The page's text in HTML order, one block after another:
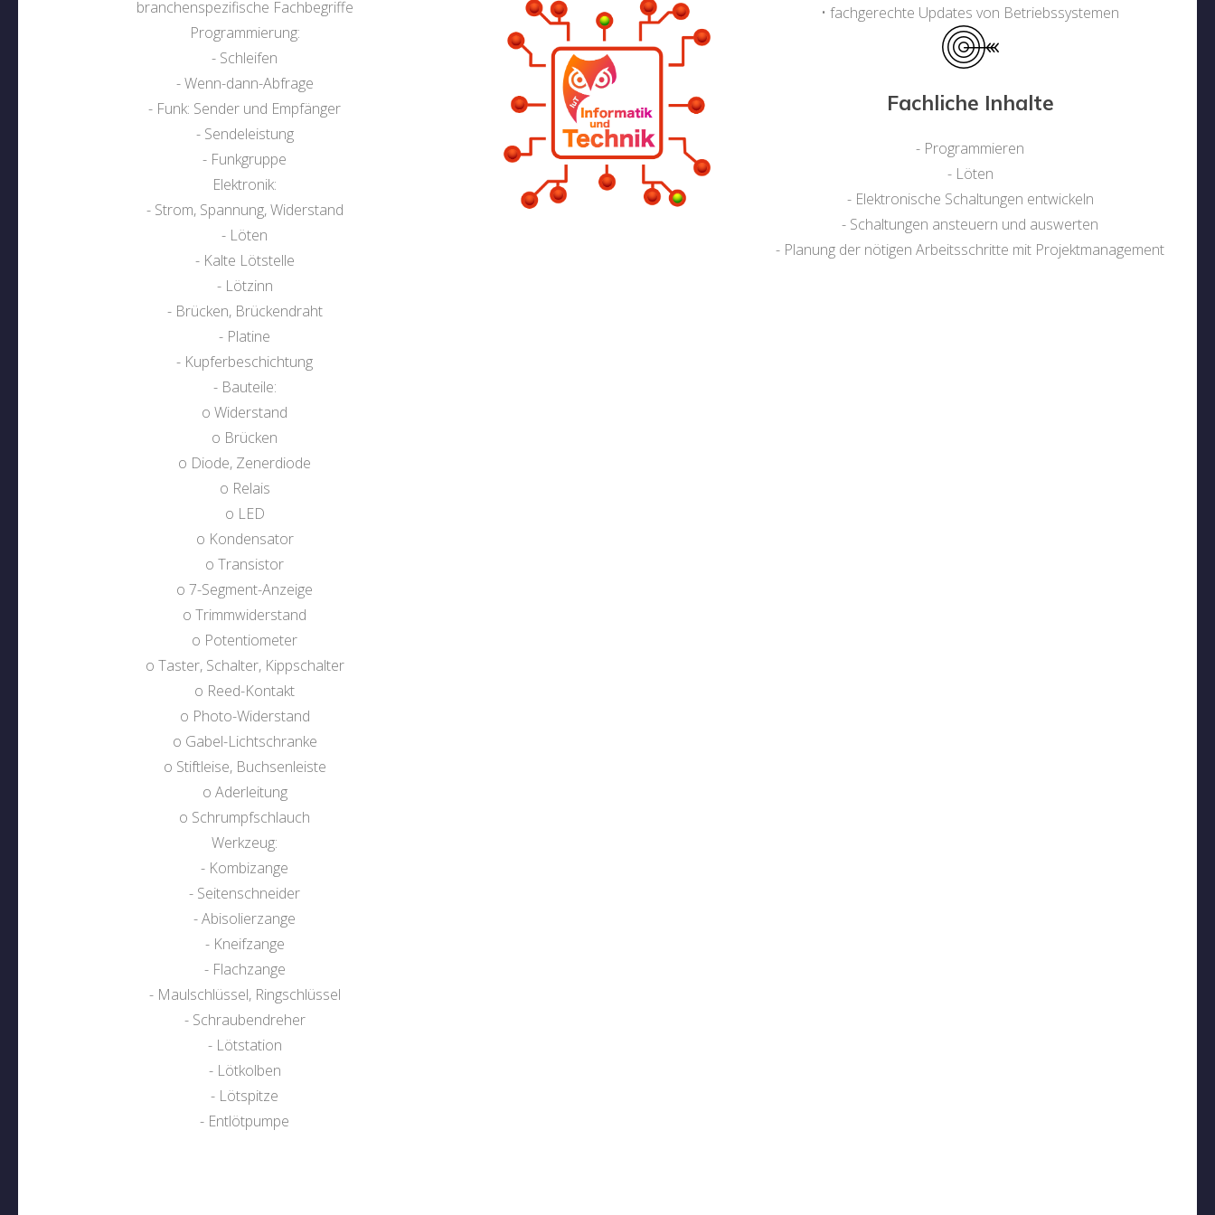
branchenspezifische Fachbegriffe
Programmierung:
- Schleifen
- Wenn-dann-Abfrage
- Funk: Sender und Empfänger
- Sendeleistung
- Funkgruppe
Elektronik:
- Strom, Spannung, Widerstand
- Löten
- Kalte Lötstelle
- Lötzinn
- Brücken, Brückendraht
- Platine
- Kupferbeschichtung
- Bauteile:
o Widerstand
o Brücken
o Diode, Zenerdiode
o Relais
o LED
o Kondensator
o Transistor
o 7-Segment-Anzeige
o Trimmwiderstand
o Potentiometer
o Taster, Schalter, Kippschalter
o Reed-Kontakt
o Photo-Widerstand
o Gabel-Lichtschranke
o Stiftleise, Buchsenleiste
o Aderleitung
o Schrumpfschlauch
Werkzeug:
- Kombizange
- Seitenschneider
- Abisolierzange
- Kneifzange
- Flachzange
- Maulschlüssel, Ringschlüssel
- Schraubendreher
- Lötstation
- Lötkolben
- Lötspitze
- Entlötpumpe
• fachgerechte Updates von Betriebssystemen
Fachliche Inhalte
- Programmieren
- Löten
- Elektronische Schaltungen entwickeln
- Schaltungen ansteuern und auswerten
- Planung der nötigen Arbeitsschritte mit Projektmanagement